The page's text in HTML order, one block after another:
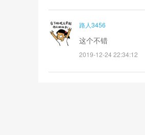
路人3456
这个不错
2019-12-24 22:34:12